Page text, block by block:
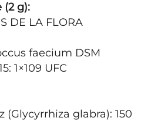
(2 g):
DE LA FLORA
faecium DSM
1×109 UFC
(Glycyrrhiza glabra): 150